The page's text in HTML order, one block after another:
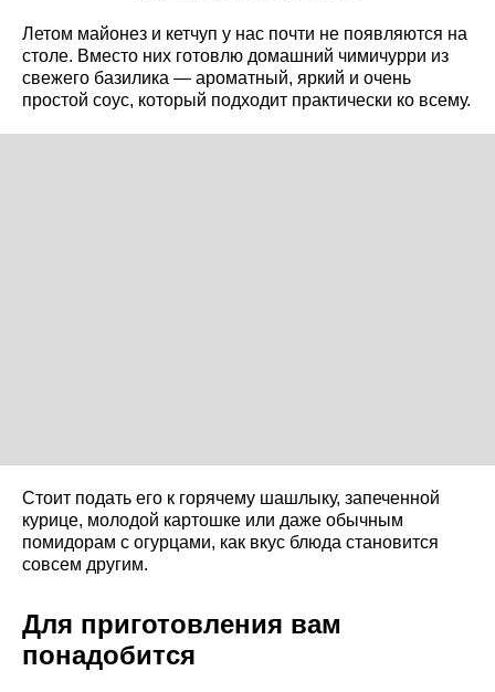
Летом майонез и кетчуп у нас почти не появляются на
столе. Вместо них готовлю домашний чимичурри из
свежего базилика — ароматный, яркий и очень
простой соус, который подходит практически ко всему.
Стоит подать его к горячему шашлыку, запеченной
курице, молодой картошке или даже обычным
помидорам с огурцами, как вкус блюда становится
совсем другим.
Для приготовления вам
понадобится